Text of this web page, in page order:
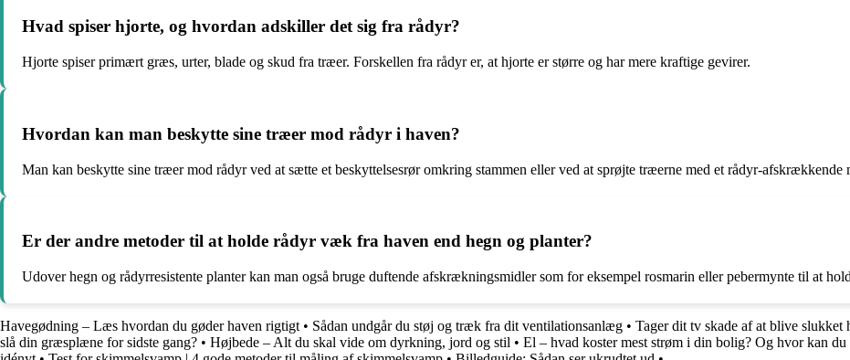
Hvad spiser hjorte, og hvordan adskiller det sig fra rådyr?
Hjorte spiser primært græs, urter, blade og skud fra træer. Forskellen fra rådyr er, at hjorte er større og har mere kraftige gevirer.
Hvordan kan man beskytte sine træer mod rådyr i haven?
Man kan beskytte sine træer mod rådyr ved at sætte et beskyttelsesrør omkring stammen eller ved at sprøjte træerne med et rådyr-afskrækkende
Er der andre metoder til at holde rådyr væk fra haven end hegn og planter?
Udover hegn og rådyrresistente planter kan man også bruge duftende afskrækningsmidler som for eksempel rosmarin eller pebermynte til at
Havegødning – Læs hvordan du gøder haven rigtigt • Sådan undgår du støj og træk fra dit ventilationsanlæg • Tager dit tv skade af at blive slukket
slå din græsplæne for sidste gang? • Højbede – Alt du skal vide om dyrkning, jord og stil • El – hvad koster mest strøm i din bolig? Og hvor kan du